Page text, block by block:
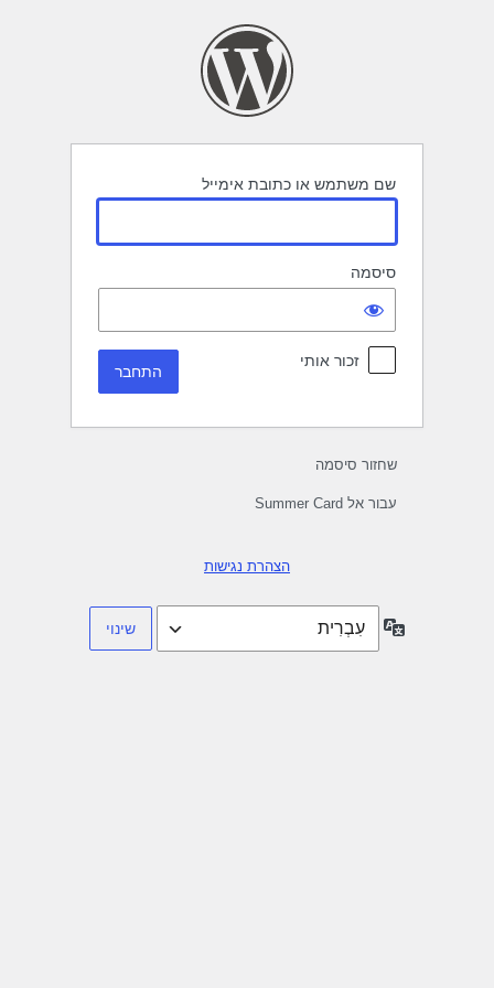
שם משתמש או כתובת אימייל
סיסמה
זכור אותי
שחזור סיסמה
עבור אל Summer Card
הצהרת נגישות
שפה